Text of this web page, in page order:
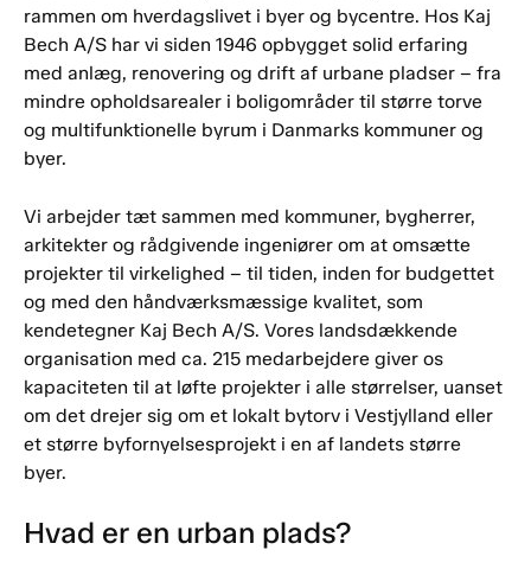
rammen om hverdagslivet i byer og bycentre. Hos Kaj
Bech A/S har vi siden 1946 opbygget solid erfaring
med anlæg, renovering og drift af urbane pladser – fra
mindre opholdsarealer i boligområder til større torve
og multifunktionelle byrum i Danmarks kommuner og
byer.
Vi arbejder tæt sammen med kommuner, bygherrer,
arkitekter og rådgivende ingeniører om at omsætte
projekter til virkelighed – til tiden, inden for budgettet
og med den håndværksmæssige kvalitet, som
kendetegner Kaj Bech A/S. Vores landsdækkende
organisation med ca. 215 medarbejdere giver os
kapaciteten til at løfte projekter i alle størrelser, uanset
om det drejer sig om et lokalt bytorv i Vestjylland eller
et større byfornyelsesprojekt i en af landets større
byer.
Hvad er en urban plads?